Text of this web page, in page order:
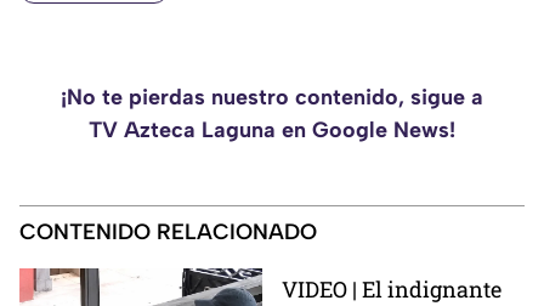
¡No te pierdas nuestro contenido, sigue a
TV Azteca Laguna en Google News!
CONTENIDO RELACIONADO
VIDEO | El indignante